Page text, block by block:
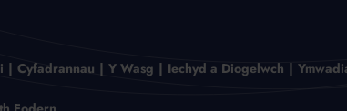
Cyfadrannau Y Wasg Iechyd a Diogelwch